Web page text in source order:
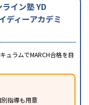
イン塾 YD
ィーアカデミ
ュラムでMARCH合格を目
指導も用意